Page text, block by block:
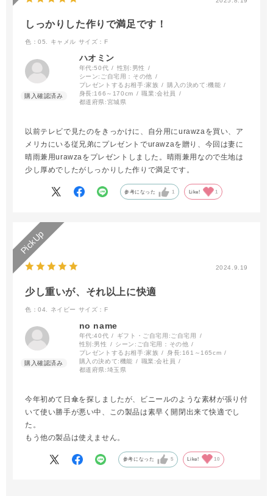
しっかりした作りで満足です！
色：05. キャメル サイズ：F
ハオミン
年代:50代 性別: 男性
シーン: ご自宅用：その他
プレゼントするお相手:家族 購入の決めて:機能
身長:166～170cm 職業:会社員
都道府県:宮城県
以前テレビで見たのをきっかけに、自分用にurawzaを買い、ア
メリカにいる従兄弟にプレゼントでurawzaを贈り、今回は妻に
晴雨兼用urawzaをプレゼントしました。晴雨兼用なので生地は
少し厚めでしたがしっかりした作りで満足です。
参考になった 1 Like! 1
2024.9.19
少し重いが、それ以上に快適
色：04. ネイビー サイズ：F
no name
年代:40代 ギフト・ご自宅用: ご自宅用
性別:男性 シーン: ご自宅用：その他
プレゼントするお相手:家族 身長: 161～165cm
購入の決めて:機能 職業:会社員
都道府県:埼玉県
今年初めて日傘を探しましたが、ビニールのような素材が張り付
いて使い勝手が悪い中、この製品は素早く開閉出来て快適でし
た。
もう他の製品は使えません。
参考になった 5 Like! 10